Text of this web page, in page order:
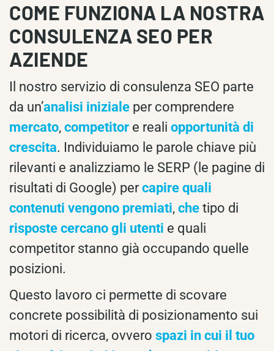
COME FUNZIONA LA NOSTRA
CONSULENZA SEO PER
AZIENDE
Il nostro servizio di consulenza SEO parte
da un’analisi iniziale per comprendere
mercato, competitor e reali opportunità di
crescita. Individuiamo le parole chiave più
rilevanti e analizziamo le SERP (le pagine di
risultati di Google) percapire quali
contenuti vengono premiati, che tipo di
risposte cercano gli utenti e quali
competitor stanno già occupando quelle
posizioni.
Questo lavoro ci permette di scovare
concrete possibilità di posizionamento sui
motori di ricerca, ovvero spazi in cui il tuo